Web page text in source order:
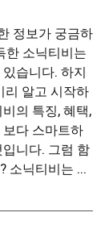
정보가 궁금하
한 소닉티비는
습니다. 하지
리 알고 시작하
의 특징, 혜택,
다 스마트하
니다. 그럼 함
소닉티비는 ...